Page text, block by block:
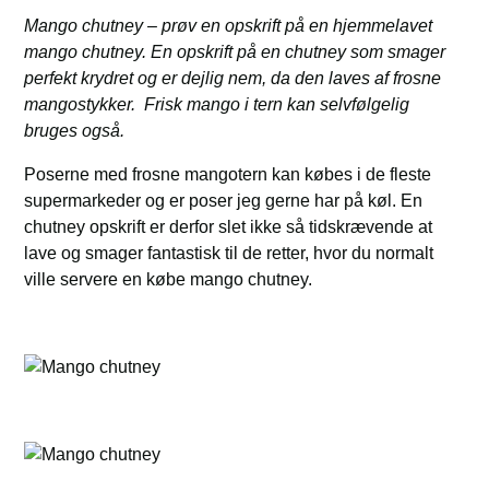
Mango chutney – prøv en opskrift på en hjemmelavet
mango chutney. En opskrift på en chutney som smager
perfekt krydret og er dejlig nem, da den laves af frosne
mangostykker. Frisk mango i tern kan selvfølgelig
bruges også.
Poserne med frosne mangotern kan købes i de fleste
supermarkeder og er poser jeg gerne har på køl. En
chutney opskrift er derfor slet ikke så tidskrævende at
lave og smager fantastisk til de retter, hvor du normalt
ville servere en købe mango chutney.